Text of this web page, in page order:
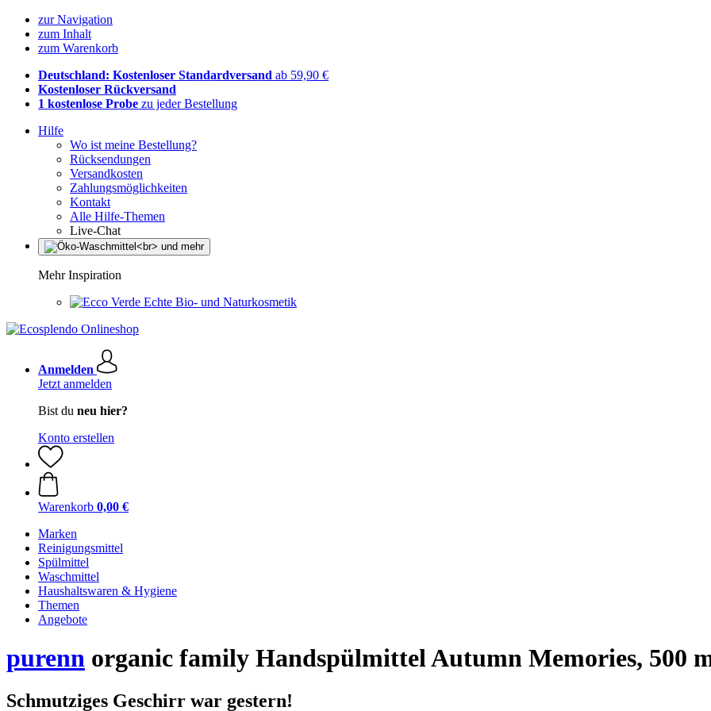
zur Navigation
zum Inhalt
zum Warenkorb
Deutschland: Kostenloser Standardversand ab 59,90 €
Kostenloser Rückversand
1 kostenlose Probe zu jeder Bestellung
Hilfe
Wo ist meine Bestellung?
Rücksendungen
Versandkosten
Zahlungsmöglichkeiten
Kontakt
Alle Hilfe-Themen
Live-Chat
Mehr Inspiration
Echte Bio- und Naturkosmetik
Anmelden
Jetzt anmelden
Bist du neu hier?
Konto erstellen
Warenkorb 0,00 €
Marken
Reinigungsmittel
Spülmittel
Waschmittel
Haushaltswaren & Hygiene
Themen
Angebote
purenn organic family Handspülmittel Autumn Memories, 500
Schmutziges Geschirr war gestern!